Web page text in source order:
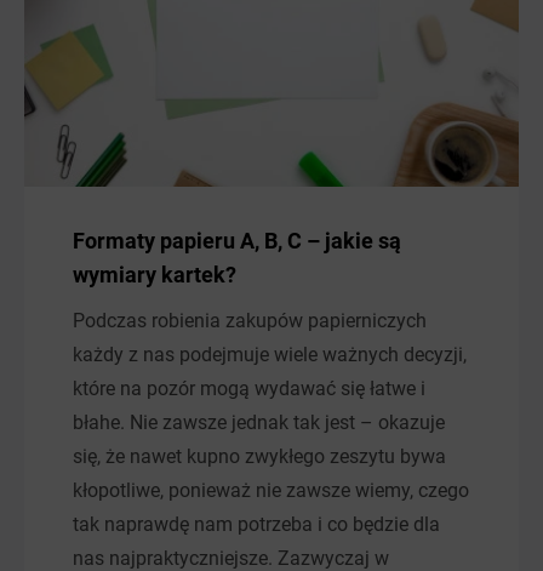
Formaty papieru A, B, C – jakie są
wymiary kartek?
Podczas robienia zakupów papierniczych
każdy z nas podejmuje wiele ważnych decyzji,
które na pozór mogą wydawać się łatwe i
błahe. Nie zawsze jednak tak jest – okazuje
się, że nawet kupno zwykłego zeszytu bywa
kłopotliwe, ponieważ nie zawsze wiemy, czego
tak naprawdę nam potrzeba i co będzie dla
nas najpraktyczniejsze. Zazwyczaj w